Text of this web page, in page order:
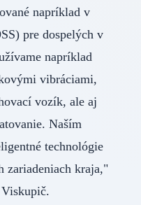
napríklad v
pre dospelých v
napríklad
vibráciami,
vozík, ale aj
Naším
technológie
zariadeniach kraja,"
Viskupič.